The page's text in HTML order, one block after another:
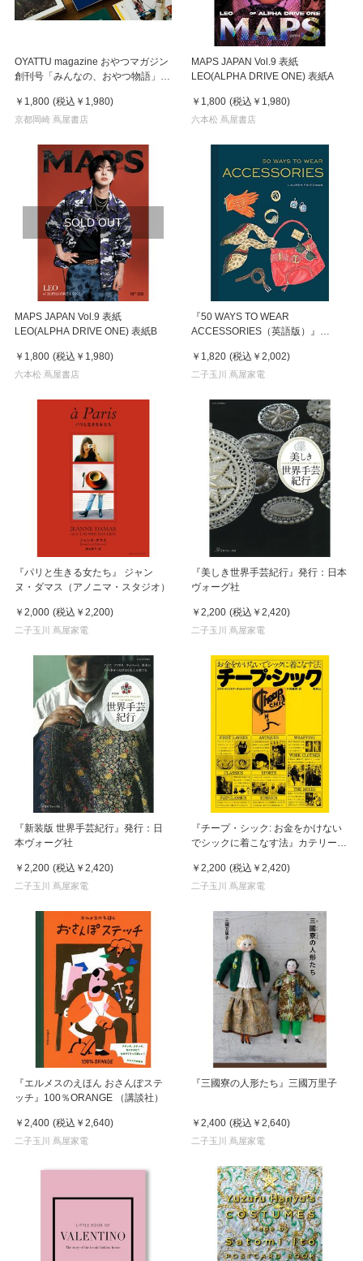
OYATTU magazine おやつマガジン
創刊号「みんなの、おやつ物語」雑
￥1,800 (税込 ￥1,980)
京都岡崎 蔦屋書店
MAPS JAPAN Vol.9 表紙
LEO(ALPHA DRIVE ONE) 表紙A
￥1,800 (税込 ￥1,980)
六本松 蔦屋書店
SOLD OUT
MAPS JAPAN Vol.9 表紙
LEO(ALPHA DRIVE ONE) 表紙B
￥1,800 (税込 ￥1,980)
六本松 蔦屋書店
『50 WAYS TO WEAR
ACCESSORIES（英語版）』
FRIEDMAN（CHRONICLE BOOKS
）
￥1,820 (税込 ￥2,002)
二子玉川 蔦屋家電
『パリと生きる女たち』 ジャン
ヌ・ダマス（アノニマ・スタジオ）
￥2,000 (税込 ￥2,200)
二子玉川 蔦屋家電
『美しき世界手芸紀行』発行：日本
ヴォーグ社
￥2,200 (税込 ￥2,420)
二子玉川 蔦屋家電
『新装版 世界手芸紀行』発行：日
本ヴォーグ社
￥2,200 (税込 ￥2,420)
二子玉川 蔦屋家電
『チープ・シック: お金をかけない
でシックに着こなす法』カテリー
著, 片岡 義男/訳
￥2,200 (税込 ￥2,420)
二子玉川 蔦屋家電
『エルメスのえほん おさんぽステ
ッチ』100％ORANGE （講談社）
￥2,400 (税込 ￥2,640)
二子玉川 蔦屋家電
『三國寮の人形たち』三國万里子
￥2,400 (税込 ￥2,640)
二子玉川 蔦屋家電